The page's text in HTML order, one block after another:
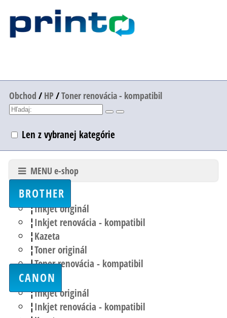
Obchod / HP /Toner renovácia - kompatibil
Len z vybranej kategórie
MENU e-shop
BROTHER
Inkjet originál
Inkjet renovácia - kompatibil
Kazeta
Toner originál
Toner renovácia - kompatibil
CANON
Inkjet originál
Inkjet renovácia - kompatibil